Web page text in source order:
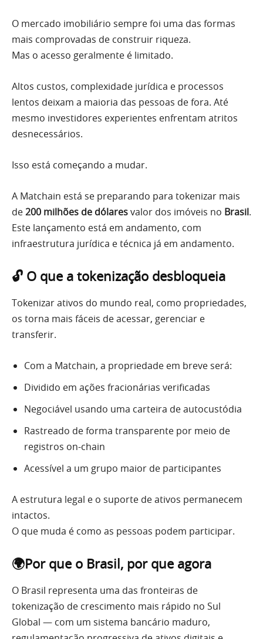
O mercado imobiliário sempre foi uma das formas
mais comprovadas de construir riqueza.
Mas o acesso geralmente é limitado.
Altos custos, complexidade jurídica e processos
lentos deixam a maioria das pessoas de fora. Até
mesmo investidores experientes enfrentam atritos
desnecessários.
Isso está começando a mudar.
A Matchain está se preparando para tokenizar mais
de200 milhões de dólaresvalor dos imóveis no Brasil.
Este lançamento está em andamento, com
infraestrutura jurídica e técnica já em andamento.
🔓 O que a tokenização desbloqueia
Tokenizar ativos do mundo real, como propriedades,
os torna mais fáceis de acessar, gerenciar e
transferir.
Com a Matchain, a propriedade em breve será:
Dividido em ações fracionárias verificadas
Negociável usando uma carteira de autocustódia
Rastreado de forma transparente por meio de
registros on-chain
Acessível a um grupo maior de participantes
A estrutura legal e o suporte de ativos permanecem
intactos.
O que muda é como as pessoas podem participar.
🌍Por que o Brasil, por que agora
O Brasil representa uma das fronteiras de
tokenização de crescimento mais rápido no Sul
Global — com um sistema bancário maduro,